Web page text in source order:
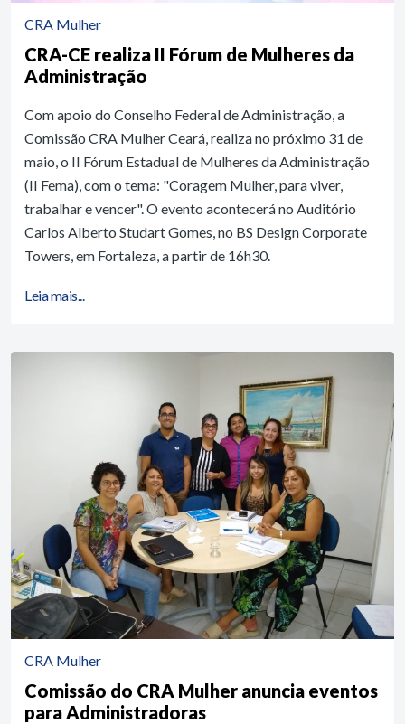
CRA Mulher
CRA-CE realiza II Fórum de Mulheres da
Administração
Com apoio do Conselho Federal de Administração, a
Comissão CRA Mulher Ceará, realiza no próximo 31 de
maio, o II Fórum Estadual de Mulheres da Administração
(II Fema), com o tema: "Coragem Mulher, para viver,
trabalhar e vencer". O evento acontecerá no Auditório
Carlos Alberto Studart Gomes, no BS Design Corporate
Towers, em Fortaleza, a partir de 16h30.
Leia mais...
CRA Mulher
Comissão do CRA Mulher anuncia eventos
para Administradoras